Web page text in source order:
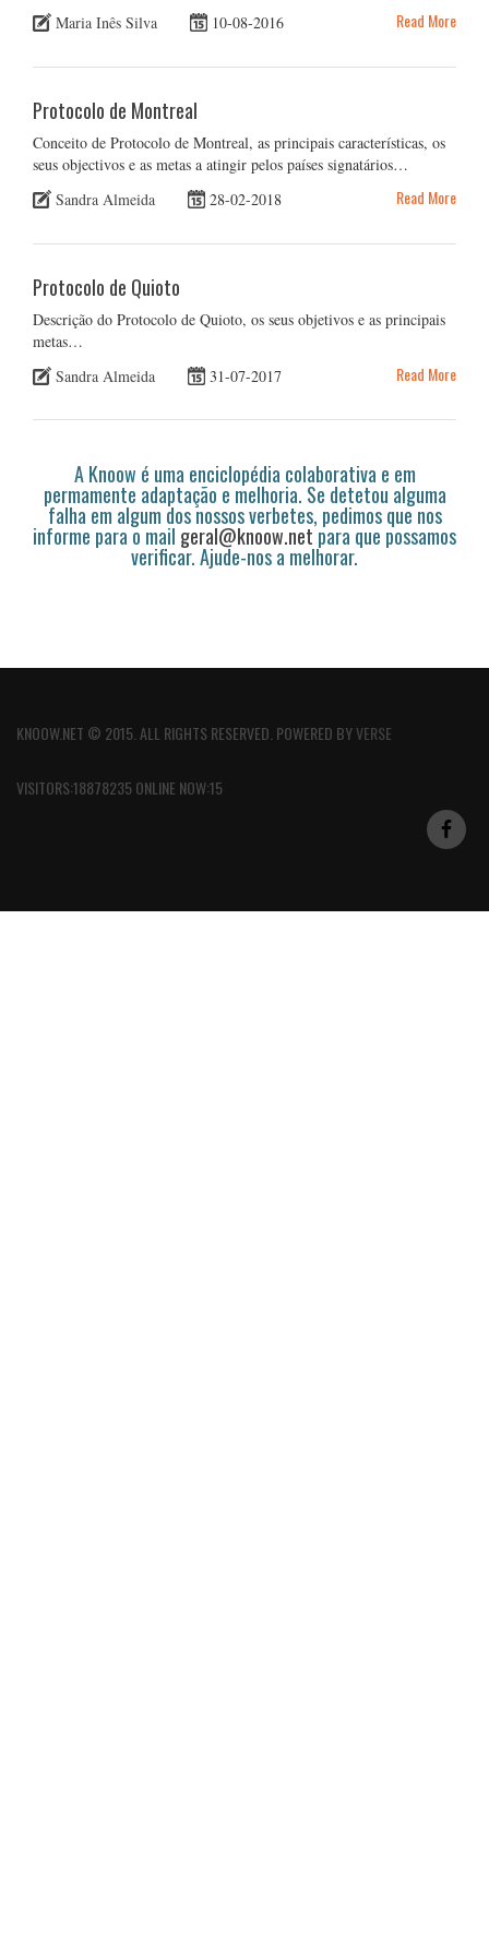
Maria Inês Silva 10-08-2016 Read More
Protocolo de Montreal
Conceito de Protocolo de Montreal, as principais características, os
seus objectivos e as metas a atingir pelos países signatários…
Sandra Almeida
28-02-2018 Read More
Protocolo de Quioto
Descrição do Protocolo de Quioto, os seus objetivos e as principais
metas…
Sandra Almeida
31-07-2017 Read More
A Knoow é uma enciclopédia colaborativa e em
permamente adaptação e melhoria. Se detetou alguma
falha em algum dos nossos verbetes, pedimos que nos
informe para o mail geral@knoow.netpara que possamos
verificar. Ajude-nos a melhorar.
KNOOW.NET © 2015. ALL RIGHTS RESERVED. POWERED BYVERSE
VISITORS:18878235 ONLINE NOW:15